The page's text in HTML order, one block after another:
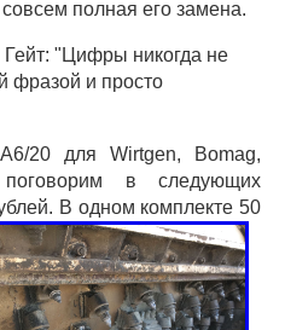
полная его замена.
"Цифры никогда не
фразой и просто
20 для Wirtgen, Bomag,
в следующих
В одном комплекте 50